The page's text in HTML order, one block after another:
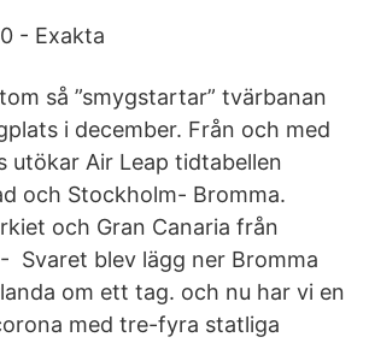
- Exakta
så ”smygstartar” tvärbanan
i december. Från och med
utökar Air Leap tidtabellen
och Stockholm- Bromma.
och Gran Canaria från
Svaret blev lägg ner Bromma
om ett tag. och nu har vi en
med tre-fyra statliga